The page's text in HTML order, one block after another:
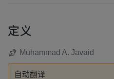
定义
Muhammad A. Javaid
自动翻译